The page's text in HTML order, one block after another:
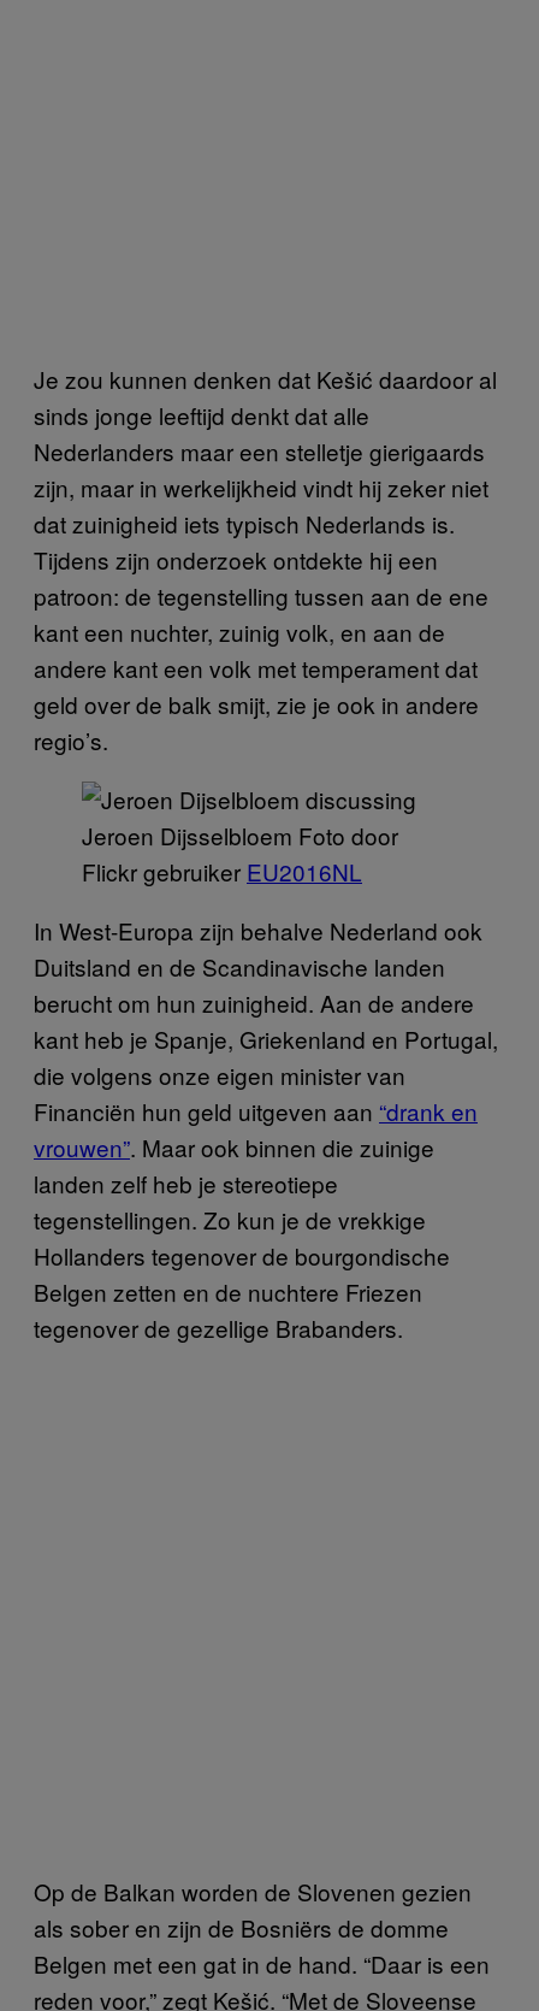
Je zou kunnen denken dat Kešić daardoor al
sinds jonge leeftijd denkt dat alle
Nederlanders maar een stelletje gierigaards
zijn, maar in werkelijkheid vindt hij zeker niet
dat zuinigheid iets typisch Nederlands is.
Tijdens zijn onderzoek ontdekte hij een
patroon: de tegenstelling tussen aan de ene
kant een nuchter, zuinig volk, en aan de
andere kant een volk met temperament dat
geld over de balk smijt, zie je ook in andere
regio’s.
Jeroen Dijsselbloem Foto door
Flickr gebruiker EU2016NL
In West-Europa zijn behalve Nederland ook
Duitsland en de Scandinavische landen
berucht om hun zuinigheid. Aan de andere
kant heb je Spanje, Griekenland en Portugal,
die volgens onze eigen minister van
Financiën hun geld uitgeven aan “drank en
vrouwen”. Maar ook binnen die zuinige
landen zelf heb je stereotiepe
tegenstellingen. Zo kun je de vrekkige
Hollanders tegenover de bourgondische
Belgen zetten en de nuchtere Friezen
tegenover de gezellige Brabanders.
Op de Balkan worden de Slovenen gezien
als sober en zijn de Bosniërs de domme
Belgen met een gat in de hand. “Daar is een
reden voor,” zegt Kešić. “Met de Sloveense